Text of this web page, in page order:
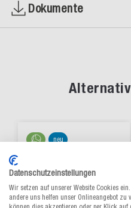
Dokumente
neu
Datenschutzeinstellungen
Wir setzen auf unserer Website Cookies
andere uns helfen unser Onlineangebot